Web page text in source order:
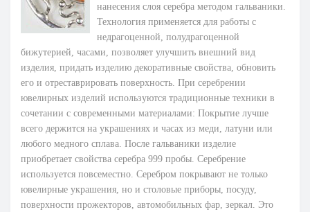
нанесения слоя серебра методом гальваники.
Технология применяется для работы с
недрагоценной, полудрагоценной
бижутерией, часами, позволяет улучшить внешний вид
изделия, придать изделию декоративные свойства, обновить
его и отреставрировать поверхность. При серебрении
ювелирных изделий используются традиционные техники в
сочетании с современными материалами: Покрытие лучше
всего держится на украшениях и часах из меди, латуни или
любого медного сплава. После гальваники изделие
приобретает свойства серебра 999 пробы. Серебрение
используется повсеместно. Серебром покрывают не только
ювелирные украшения, но и столовые приборы, посуду,
поверхности прожекторов, автомобильных фар, зеркал. Это